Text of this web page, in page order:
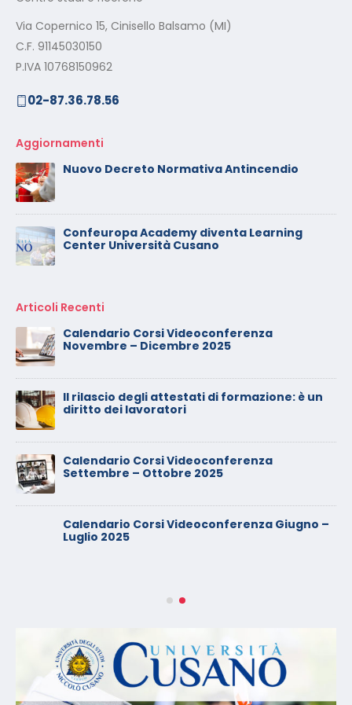
Via Copernico 15, Cinisello Balsamo (MI)
C.F. 91145030150
P.IVA 10768150962
02-87.36.78.56
Aggiornamenti
Nuovo Decreto Normativa Antincendio
Confeuropa Academy diventa Learning
Center Università Cusano
Articoli Recenti
Calendario Corsi Videoconferenza
Novembre – Dicembre 2025
Il rilascio degli attestati di formazione: è un
diritto dei lavoratori
Calendario Corsi Videoconferenza
Settembre – Ottobre 2025
Calendario Corsi Videoconferenza Giugno –
Luglio 2025